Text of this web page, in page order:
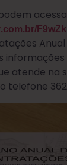
F9wZk
atende na
telefone